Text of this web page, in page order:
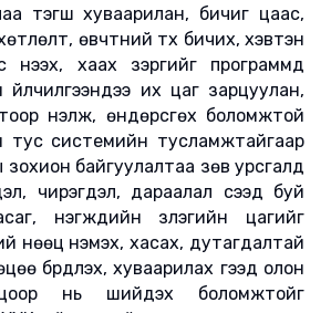
тэгш хуваарилан, бичиг цаас,
өвчтний түүх бичих, хэвтэн
нээх, хаах зэргийг программд
үйлчилгээндээ их цаг зарцуулан,
үнэлж, өндөрсгөх боломжтой
тус системийн тусламжтайгаар
зохион байгуулалтаа зөв урсгалд
чирэгдэл, дараалал үүсээд буй
нэгжүүдийн үзлэгийн цагийг
нөөц нэмэх, хасах, дутагдалтай
бүрдүүлэх, хуваарилах гээд олон
нь шийдэх боломжтойг